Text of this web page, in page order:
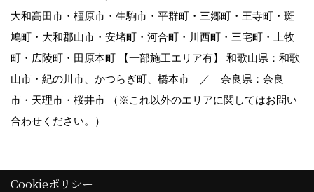
大和高田市・橿原市・生駒市・平群町・三郷町・王寺町・斑
鳩町・大和郡山市・安堵町・河合町・川西町・三宅町・上牧
町・広陵町・田原本町 【一部施工エリア有】 和歌山県：和歌
山市・紀の川市、かつらぎ町、橋本市 ／ 奈良県：奈良
市・天理市・桜井市 （※これ以外のエリアに関してはお問い
合わせください。）
Cookieポリシー